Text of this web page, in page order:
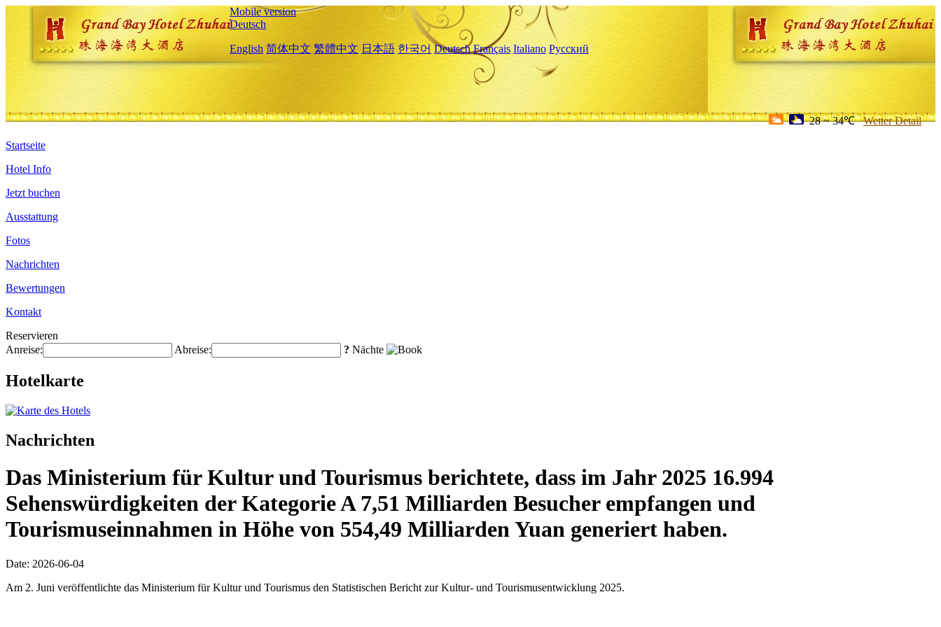
Mobile version
Deutsch
English 简体中文 繁體中文 日本語 한국어 Deutsch Français Italiano Русский
28 ~ 34℃ Wetter Detail
Startseite
Hotel Info
Jetzt buchen
Ausstattung
Fotos
Nachrichten
Bewertungen
Kontakt
Reservieren
Anreise:
Abreise: ? Nächte
Hotelkarte
Nachrichten
Das Ministerium für Kultur und Tourismus berichtete, dass im Jahr 2025 16.994
Sehenswürdigkeiten der Kategorie A 7,51 Milliarden Besucher empfangen und
Tourismuseinnahmen in Höhe von 554,49 Milliarden Yuan generiert haben.
Date: 2026-06-04
Am 2. Juni veröffentlichte das Ministerium für Kultur und Tourismus den Statistischen Bericht zur Kultur- und Tourismusentwicklung 2025.